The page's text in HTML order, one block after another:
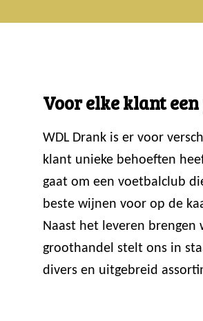
Voor elke klant
WDL Drank is er voor
klant unieke behoeften
gaat om een voetbalclub
beste wijnen voor op de
Naast het leveren brengen
groothandel stelt ons in
divers en uitgebreid